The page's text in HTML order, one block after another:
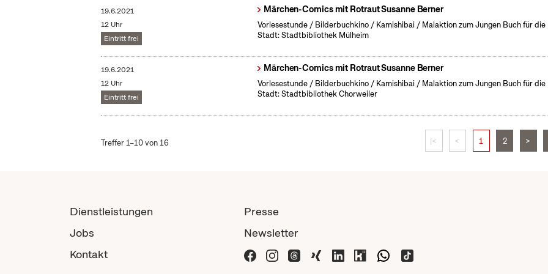
19.6.2021
12 Uhr
Eintritt frei
Märchen-Comics mit Rotraut Susanne Berner
Vorlesestunde / Bilderbuchkino / Kamishibai / Malaktion zum Jungen Buch für die
Stadt: Stadtbibliothek Mülheim
19.6.2021
12 Uhr
Eintritt frei
Märchen-Comics mit Rotraut Susanne Berner
Vorlesestunde / Bilderbuchkino / Kamishibai / Malaktion zum Jungen Buch für die
Stadt: Stadtbibliothek Chorweiler
Treffer 1–10 von 16 |< < 1 2 >
Dienstleistungen
Jobs
Kontakt
Presse
Newsletter